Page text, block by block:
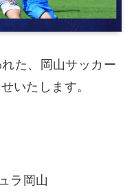
た、岡山サッカー
いたします。
ラ岡山